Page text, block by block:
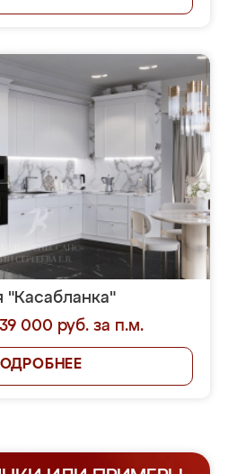
"Касабланка"
000 руб. за п.м.